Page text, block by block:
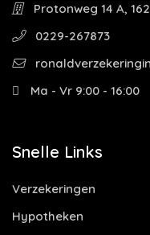
Protonweg 14 A,
0229-267873
Ma - Vr 9:00 - 16:00
Snelle Links
Verzekeringen
Hypotheken